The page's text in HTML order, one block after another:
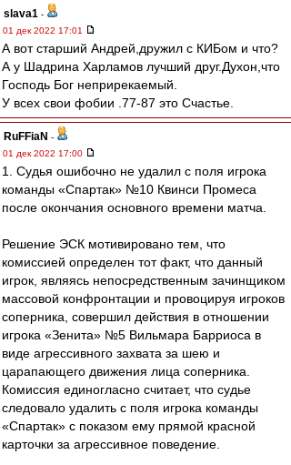
slava1 -
01 дек 2022 17:01
А вот старший Андрей,дружил с КИБом и что?
А у Шадрина Харламов лучший друг.Духон,что
Господь Бог неприрекаемый.
У всех свои фобии .77-87 это Счастье.
RuFFiaN -
01 дек 2022 17:00
1. Судья ошибочно не удалил с поля игрока
команды «Спартак» №10 Квинси Промеса
после окончания основного времени матча.
Решение ЭСК мотивировано тем, что
комиссией определен тот факт, что данный
игрок, являясь непосредственным зачинщиком
массовой конфронтации и провоцируя игроков
соперника, совершил действия в отношении
игрока «Зенита» №5 Вильмара Барриоса в
виде агрессивного захвата за шею и
царапающего движения лица соперника.
Комиссия единогласно считает, что судье
следовало удалить с поля игрока команды
«Спартак» с показом ему прямой красной
карточки за агрессивное поведение.